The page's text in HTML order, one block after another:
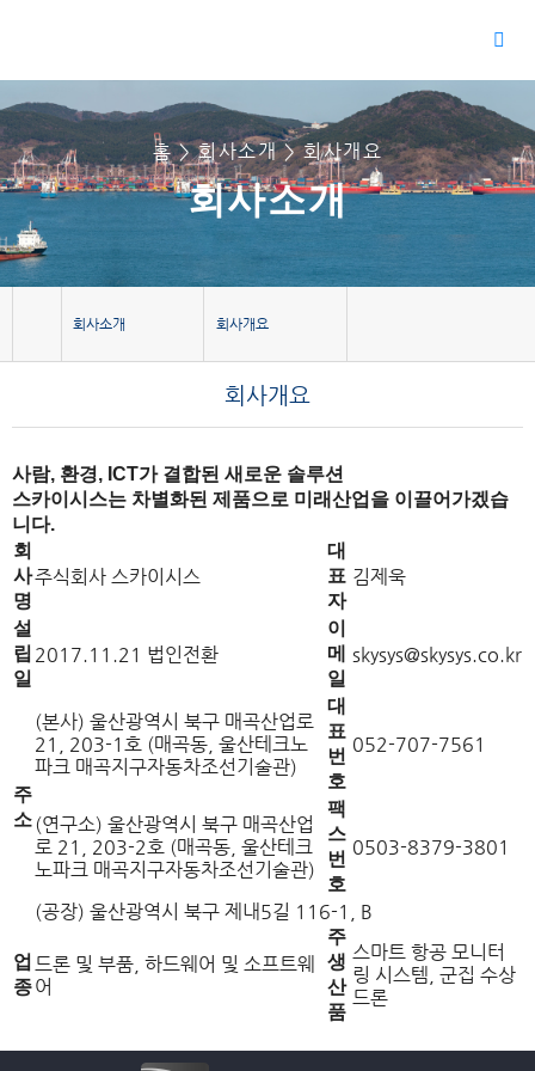
홈 > 회사소개 > 회사개요
회사소개
회사소개 회사개요
회사개요
사람, 환경, ICT가 결합된 새로운 솔루션
스카이시스는 차별화된 제품으로 미래산업을 이끌어가겠습
니다.
회
사
명
주식회사 스카이시스
대
표
자
김제욱
설
립
일
2017.11.21 법인전환
이
메
일
skysys@skysys.co.kr
주
소
(본사) 울산광역시 북구 매곡산업로
21, 203-1호 (매곡동, 울산테크노
파크 매곡지구자동차조선기술관)
대
표
번
호
052-707-7561
(연구소) 울산광역시 북구 매곡산업
로 21, 203-2호 (매곡동, 울산테크
노파크 매곡지구자동차조선기술관)
팩
스
번
호
0503-8379-3801
(공장) 울산광역시 북구 제내5길 116-1, B
업
종
드론 및 부품, 하드웨어 및 소프트웨
어
주
생
산
품
스마트 항공 모니터
링 시스템, 군집 수상
드론